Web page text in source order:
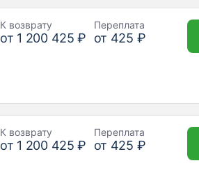
К возврату
от 1 200 425 ₽
Переплата
от 425 ₽
К возврату
от 1 200 425 ₽
Переплата
от 425 ₽